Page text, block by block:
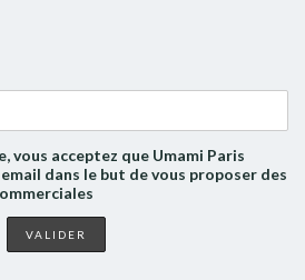
vous acceptez que Umami Paris
dans le but de vous proposer des